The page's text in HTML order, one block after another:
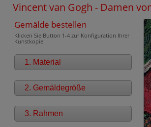
Vincent van Gogh - Damen
Gemälde bestellen
Klicken Sie Button 1-4 zur Konfiguration Ihrer
Kunstkopie
1. Material
2. Gemäldegröße
3. Rahmen